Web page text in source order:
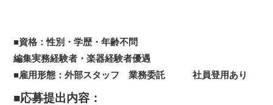
■資格：性別・学歴・年齢不問
編集実務経験者・楽器経験者優遇
■雇用形態：外部スタッフ 業務委託 社員登用あり
■応募提出内容：